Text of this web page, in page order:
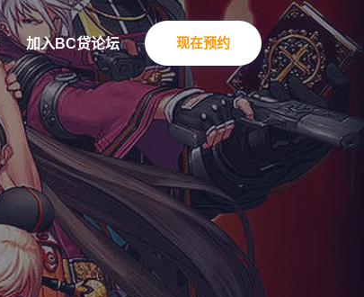
加入BC贷论坛 现在预约